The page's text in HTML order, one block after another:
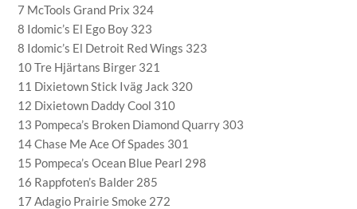
7 McTools Grand Prix 324
8 Idomic’s El Ego Boy 323
8 Idomic’s El Detroit Red Wings 323
10 Tre Hjärtans Birger 321
11 Dixietown Stick Iväg Jack 320
12 Dixietown Daddy Cool 310
13 Pompeca’s Broken Diamond Quarry 303
14 Chase Me Ace Of Spades 301
15 Pompeca’s Ocean Blue Pearl 298
16 Rappfoten’s Balder 285
17 Adagio Prairie Smoke 272